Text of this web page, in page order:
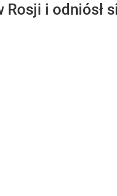
i odniósł